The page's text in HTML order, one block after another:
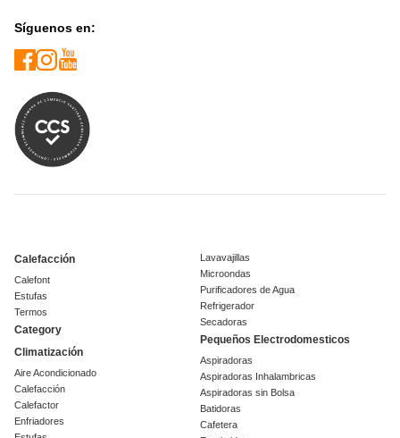
Síguenos en:
Calefacción
Calefont
Estufas
Termos
Category
Climatización
Aire Acondicionado
Calefacción
Calefactor
Enfriadores
Lavavajillas
Microondas
Purificadores de Agua
Refrigerador
Secadoras
Pequeños Electrodomesticos
Aspiradoras
Aspiradoras Inhalambricas
Aspiradoras sin Bolsa
Batidoras
Cafetera